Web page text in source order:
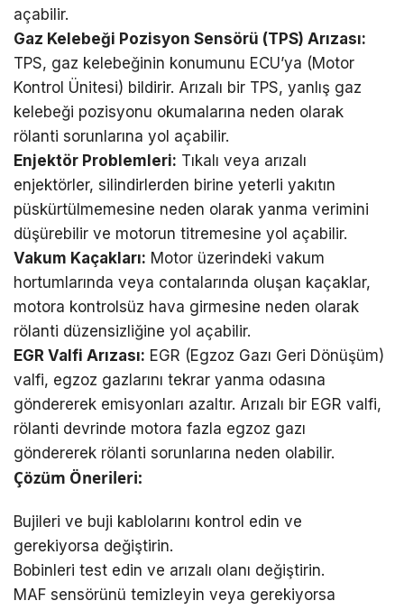
açabilir.
Gaz Kelebeği Pozisyon Sensörü (TPS) Arızası:
TPS, gaz kelebeğinin konumunu ECU’ya (Motor
Kontrol Ünitesi) bildirir. Arızalı bir TPS, yanlış gaz
kelebeği pozisyonu okumalarına neden olarak
rölanti sorunlarına yol açabilir.
Enjektör Problemleri: Tıkalı veya arızalı
enjektörler, silindirlerden birine yeterli yakıtın
püskürtülmemesine neden olarak yanma verimini
düşürebilir ve motorun titremesine yol açabilir.
Vakum Kaçakları: Motor üzerindeki vakum
hortumlarında veya contalarında oluşan kaçaklar,
motora kontrolsüz hava girmesine neden olarak
rölanti düzensizliğine yol açabilir.
EGR Valfi Arızası: EGR (Egzoz Gazı Geri Dönüşüm)
valfi, egzoz gazlarını tekrar yanma odasına
göndererek emisyonları azaltır. Arızalı bir EGR valfi,
rölanti devrinde motora fazla egzoz gazı
göndererek rölanti sorunlarına neden olabilir.
Çözüm Önerileri:
Bujileri ve buji kablolarını kontrol edin ve
gerekiyorsa değiştirin.
Bobinleri test edin ve arızalı olanı değiştirin.
MAF sensörünü temizleyin veya gerekiyorsa